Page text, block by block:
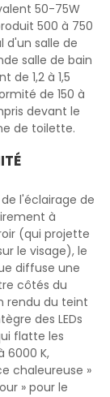
50-75W
500 à 750
d'un salle de
salle de bain
de 1,2 à 1,5
de 150 à
devant le
de toilette.
l'éclairage de
à
(qui projette
le visage), le
diffuse une
côtés du
rendu du teint
des LEDs
flatte les
6000 K,
chaleureuse »
» pour le